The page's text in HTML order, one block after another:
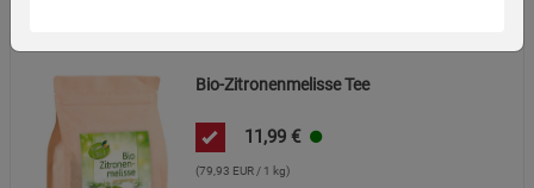
Bio-Zitronenmelisse Tee
11,99 €
(79,93 EUR / 1 kg)
Einstellungen speichern für die GruppeEinstellungen speichern für die Gruppe